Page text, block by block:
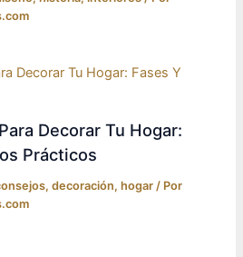
Decorar Tu Hogar:
Prácticos
,decoración,hogar / Por